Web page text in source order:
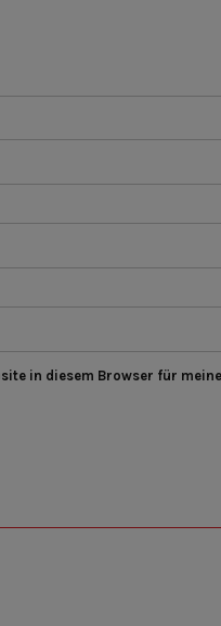
in diesem Browser für